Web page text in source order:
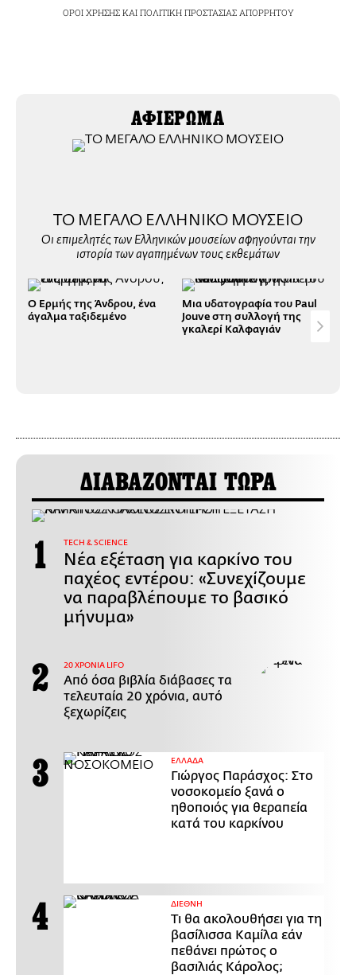
ΟΡΟΙ ΧΡΗΣΗΣΚΑΙ ΠΟΛΙΤΙΚΗ ΠΡΟΣΤΑΣΙΑΣ ΑΠΟΡΡΗΤΟΥ
ΑΦΙΕΡΩΜΑ
ΤΟ ΜΕΓΑΛΟ ΕΛΛΗΝΙΚΟ ΜΟΥΣΕΙΟ
Οι επιμελητές των Ελληνικών μουσείων αφηγούνται την
ιστορία των αγαπημένων τους εκθεμάτων
Ο Ερμής της Άνδρου, ένα
άγαλμα ταξιδεμένο
Μια υδατογραφία του Paul
Jouve στη συλλογή της
γκαλερί Καλφαγιάν
ΔΙΑΒΑΖΟΝΤΑΙ ΤΩΡΑ
ΤECH & SCIENCE
Νέα εξέταση για καρκίνο του
παχέος εντέρου: «Συνεχίζουμε
να παραβλέπουμε το βασικό
μήνυμα»
20 ΧΡΟΝΙΑ LIFO
Από όσα βιβλία διάβασες τα
τελευταία 20 χρόνια, αυτό
ξεχωρίζεις
ΕΛΛΑΔΑ
Γιώργος Παράσχος: Στο
νοσοκομείο ξανά ο
ηθοποιός για θεραπεία
κατά του καρκίνου
ΔΙΕΘΝΗ
Τι θα ακολουθήσει για τη
βασίλισσα Καμίλα εάν
πεθάνει πρώτος ο
βασιλιάς Κάρολος;